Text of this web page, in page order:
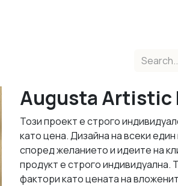
Augusta Artistic
Този проект е строго
като цена. Дизайна на всеки
според желанието и идеите на
продукт е строго
фактори като цената на